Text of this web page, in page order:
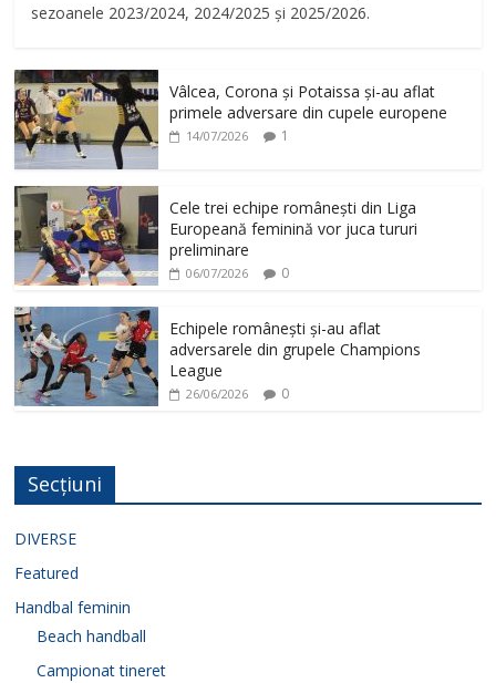
sezoanele 2023/2024, 2024/2025 și 2025/2026.
Vâlcea, Corona și Potaissa și-au aflat
primele adversare din cupele europene
14/07/2026 1
Cele trei echipe românești din Liga
Europeană feminină vor juca tururi
preliminare
06/07/2026 0
Echipele românești și-au aflat
adversarele din grupele Champions
League
26/06/2026 0
Secțiuni
DIVERSE
Featured
Handbal feminin
Beach handball
Campionat tineret